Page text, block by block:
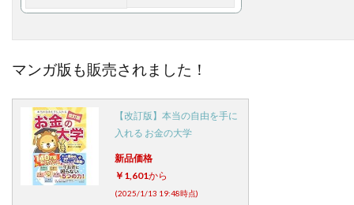
マンガ版も販売されました！
【改訂版】本当の自由を手に
入れる お金の大学
新品価格
￥1,601から
(2025/1/13 19:48時点)